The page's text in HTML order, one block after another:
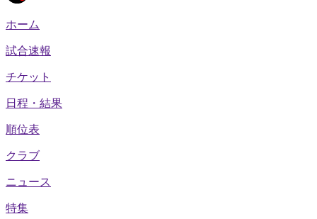
ホーム
試合速報
チケット
日程・結果
順位表
クラブ
ニュース
特集